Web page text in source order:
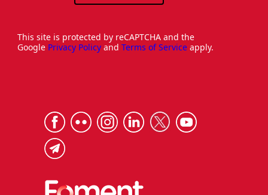
This site is protected by reCAPTCHA and the
Google Privacy Policy and Terms of Service apply.